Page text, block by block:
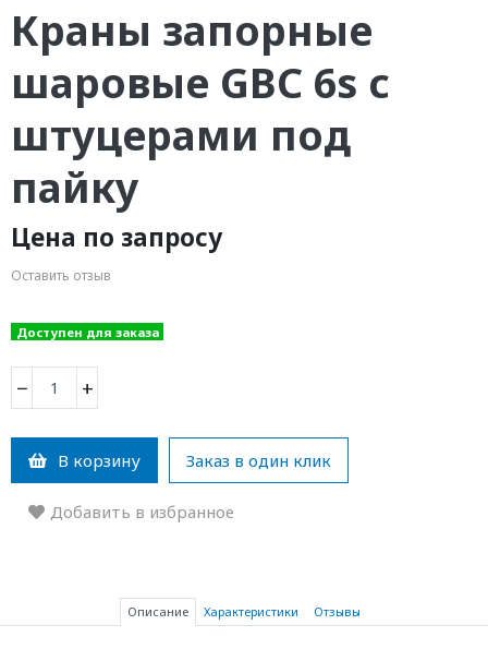
Краны запорные
шаровые GBC 6s с
штуцерами под
пайку
Цена по запросу
Оставить отзыв
Доступен для заказа
− +
В корзину Заказ в один клик
Добавить в избранное
Описание Характеристики Отзывы